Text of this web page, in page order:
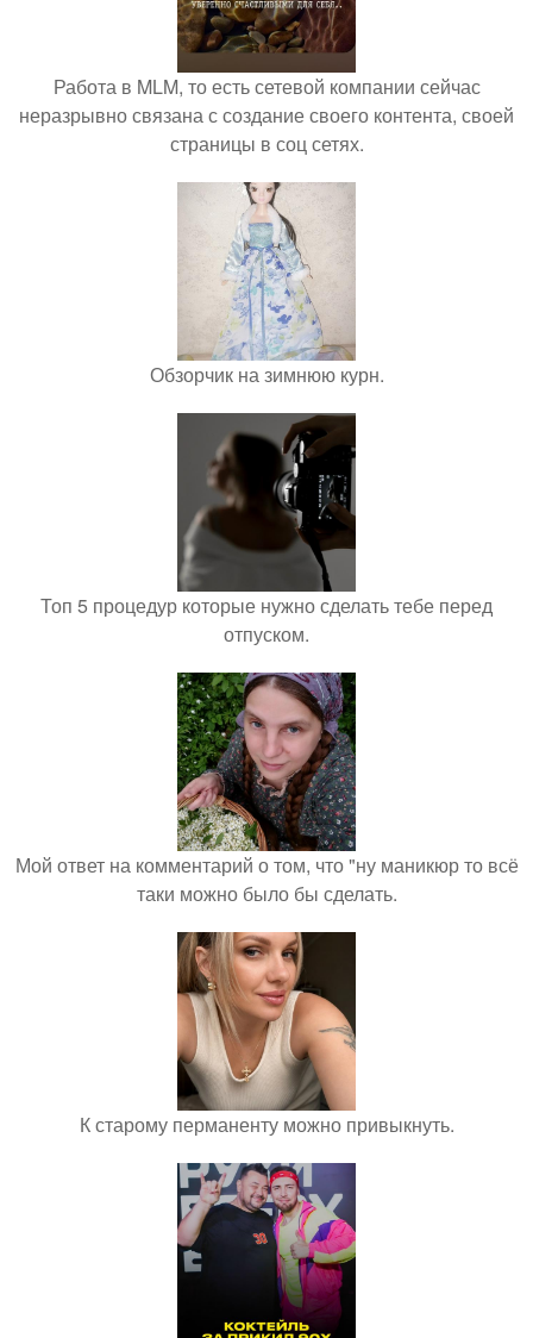
Работа в MLM, то есть сетевой компании сейчас
неразрывно связана с создание своего контента, своей
страницы в соц сетях.
Обзорчик на зимнюю курн.
Топ 5 процедур которые нужно сделать тебе перед
отпуском.
Мой ответ на комментарий о том, что "ну маникюр то всё
таки можно было бы сделать.
К старому перманенту можно привыкнуть.